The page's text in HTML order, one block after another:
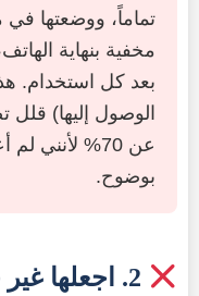
تماماً، ووضعتها
مخفية بنهاية
بعد كل استخدام.
الوصول إليها)
عن 70% لأنني
بوضوح.
2. اجعلها